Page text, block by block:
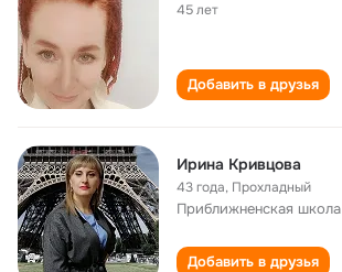
45 лет
Добавить в друзья
Ирина Кривцова
43 года, Прохладный
Приближненская школа
Добавить в друзья